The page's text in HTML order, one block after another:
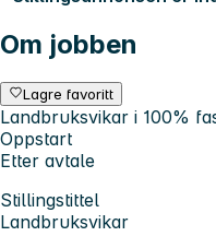
Om jobben
Lagre favoritt
Landbruksvikar i 100%
Oppstart
Etter avtale
Stillingstittel
Landbruksvikar